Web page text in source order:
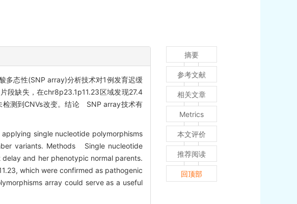
态性(SNP array)分析技术对1例发育迟缓
段缺失，在chr8p23.1p11.23区域发现27.4
检测到CNVs改变。结论 SNP array技术有
single nucleotide polymorphisms
variants. Methods Single nucleotide
and her phenotypic normal parents.
which were confirmed as pathogenic
array could serve as a useful
摘要
参考文献
相关文章
Metrics
本文评价
推荐阅读
回顶部